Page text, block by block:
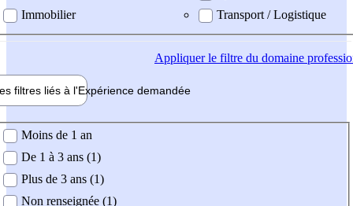
Immobilier
Transport / Logistique
Appliquerle filtre du domaine
filtres liés à l'Expérience demandée
demandée
Moins de 1 an
De 1 à 3 ans (1)
Plus de 3 ans (1)
Non renseignée (1)